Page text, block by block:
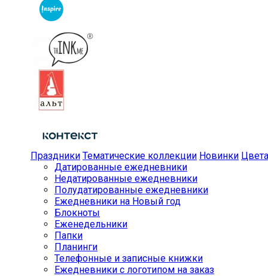
Праздники Тематические коллекции Новинки Цвета
Датированные ежедневники
Недатированные ежедневники
Полудатированные ежедневники
Ежедневники на Новый год
Блокноты
Еженедельники
Папки
Планинги
Телефонные и записные книжки
Ежедневники с логотипом на заказ